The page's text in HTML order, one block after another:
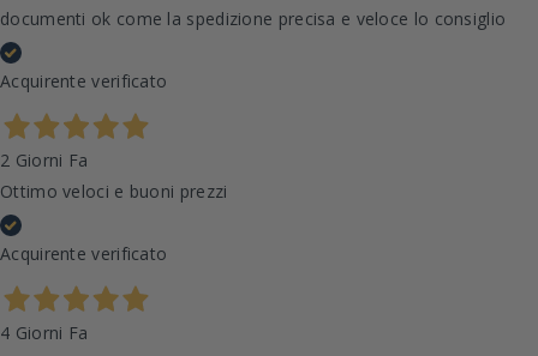
documenti ok come la spedizione precisa e veloce lo consiglio
Acquirente verificato
2 Giorni Fa
Ottimo veloci e buoni prezzi
Acquirente verificato
4 Giorni Fa